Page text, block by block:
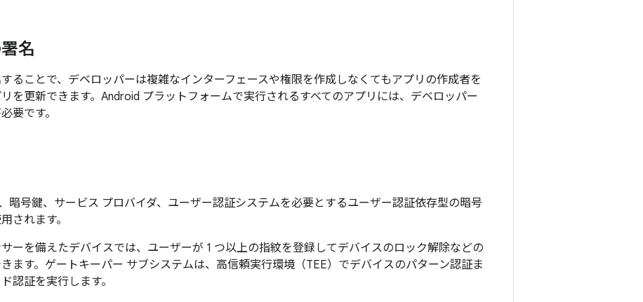
名
ることで、デベロッパーは複雑なインターフェースや権限を作成しなくてもアプリの作成者を
を更新できます。Android プラットフォームで実行されるすべてのアプリには、デベロッパー
要です。
暗号鍵、サービス プロバイダ、ユーザー認証システムを必要とするユーザー認証依存型の暗号
されます。
ーを備えたデバイスでは、ユーザーが 1 つ以上の指紋を登録してデバイスのロック解除などの
ます。ゲートキーパー サブシステムは、高信頼実行環境（TEE）でデバイスのパターン認証ま
認証を実行します。